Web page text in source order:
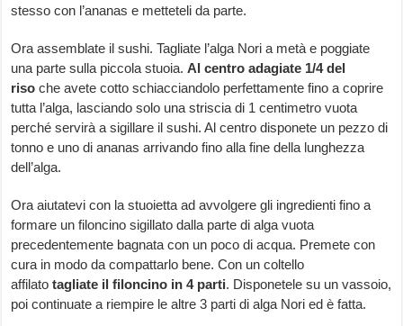
stesso con l’ananas e metteteli da parte.
Ora assemblate il sushi. Tagliate l’alga Nori a metà e poggiate
una parte sulla piccola stuoia.Al centro adagiate 1/4 del
riso che avete cotto schiacciandolo perfettamente fino a coprire
tutta l’alga, lasciando solo una striscia di 1 centimetro vuota
perché servirà a sigillare il sushi. Al centro disponete un pezzo di
tonno e uno di ananas arrivando fino alla fine della lunghezza
dell’alga.
Ora aiutatevi con la stuoietta ad avvolgere gli ingredienti fino a
formare un filoncino sigillato dalla parte di alga vuota
precedentemente bagnata con un poco di acqua. Premete con
cura in modo da compattarlo bene. Con un coltello
affilatotagliate il filoncino in 4 parti. Disponetele su un vassoio,
poi continuate a riempire le altre 3 parti di alga Nori ed è fatta.